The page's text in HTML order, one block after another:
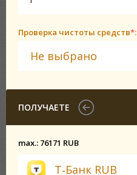
Проверка чистоты средств*:
Не выбрано
ПОЛУЧАЕТЕ
max.: 76171 RUB
Т‑Банк RUB